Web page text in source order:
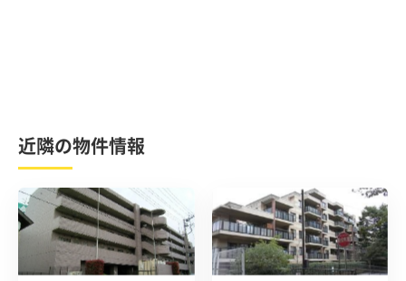
近隣の物件情報